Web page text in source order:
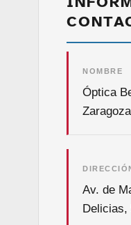
NOMBRE
Óptica
Zaragoza
Av. de
Delicias,